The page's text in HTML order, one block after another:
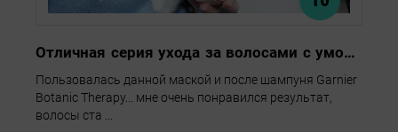
Отличная серия ухода за волосами с умопомрачительным запахом!
Пользовалась данной маской и после шампуня Garnier
Botanic Therapy... мне очень понравился результат,
волосы ста ...